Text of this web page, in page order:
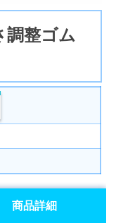
調整ゴム
商品詳細